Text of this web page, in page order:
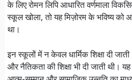
के लिए रोमन लिपि आधारित वर्णमाला
स्कूल खोला, तो यह मिज़ोरम के भविष्य को
था।
इन स्कूलों में न केवल धार्मिक शिक्षा दी
और नैतिकता की शिक्षा भी दी जाती थी।